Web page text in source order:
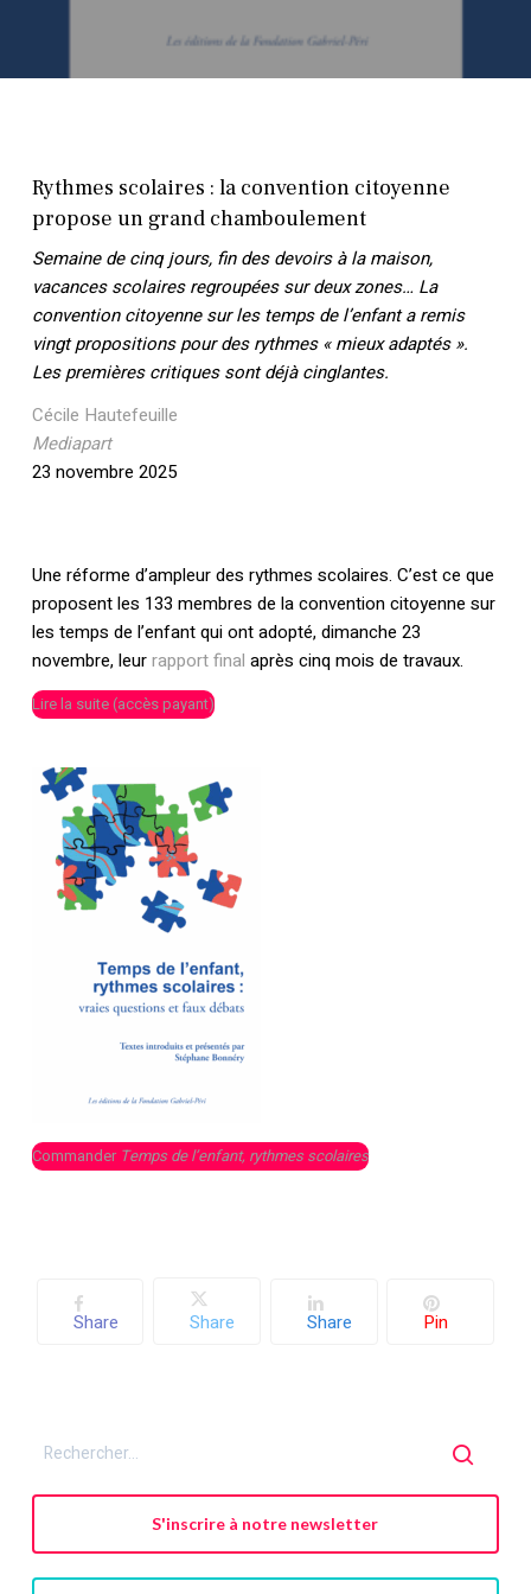
Rythmes scolaires : la convention citoyenne
propose un grand chamboulement
Semaine de cinq jours, fin des devoirs à la maison,
vacances scolaires regroupées sur deux zones… La
convention citoyenne sur les temps de l’enfant a remis
vingt propositions pour des rythmes « mieux adaptés ».
Les premières critiques sont déjà cinglantes.
Cécile Hautefeuille
Mediapart
23 novembre 2025
Une réforme d’ampleur des rythmes scolaires. C’est ce que
proposent les 133 membres de la convention citoyenne sur
les temps de l’enfant qui ont adopté, dimanche 23
novembre, leurrapport final après cinq mois de travaux.
Lire la suite (accès payant)
Commander Temps de l’enfant, rythmes scolaires
Share Share Share Pin
S'inscrire à notre newsletter